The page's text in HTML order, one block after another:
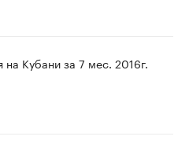
Кубани за 7 мес. 2016г.